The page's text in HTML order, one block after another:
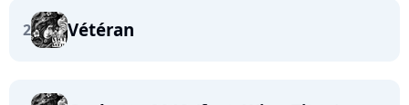
2 Vétéran